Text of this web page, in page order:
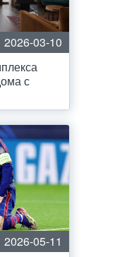
2026-03-10
с
2026-05-11